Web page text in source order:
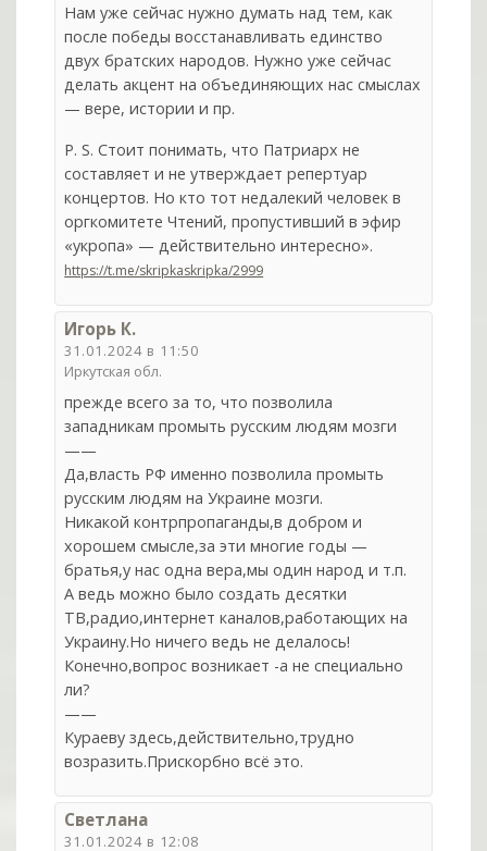
Нам уже сейчас нужно думать над тем, как
после победы восстанавливать единство
двух братских народов. Нужно уже сейчас
делать акцент на объединяющих нас смыслах
— вере, истории и пр.
P. S. Стоит понимать, что Патриарх не
составляет и не утверждает репертуар
концертов. Но кто тот недалекий человек в
оргкомитете Чтений, пропустивший в эфир
«укропа» — действительно интересно».
https://t.me/skripkaskripka/2999
Игорь К.
31.01.2024 в 11:50
Иркутская обл.
прежде всего за то, что позволила
западникам промыть русским людям мозги
——
Да,власть РФ именно позволила промыть
русским людям на Украине мозги.
Никакой контрпропаганды,в добром и
хорошем смысле,за эти многие годы —
братья,у нас одна вера,мы один народ и т.п.
А ведь можно было создать десятки
ТВ,радио,интернет каналов,работающих на
Украину.Но ничего ведь не делалось!
Конечно,вопрос возникает -а не специально
ли?
——
Кураеву здесь,действительно,трудно
возразить.Прискорбно всё это.
Светлана
31.01.2024 в 12:08